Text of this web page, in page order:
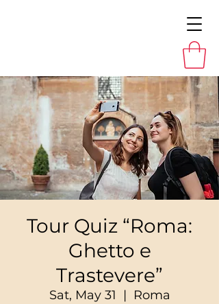
Tour Quiz “Roma:
Ghetto e
Trastevere”
Sat, May 31
  |
Roma